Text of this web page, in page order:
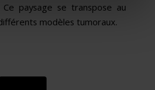
paysage se transpose au
modèles tumoraux.